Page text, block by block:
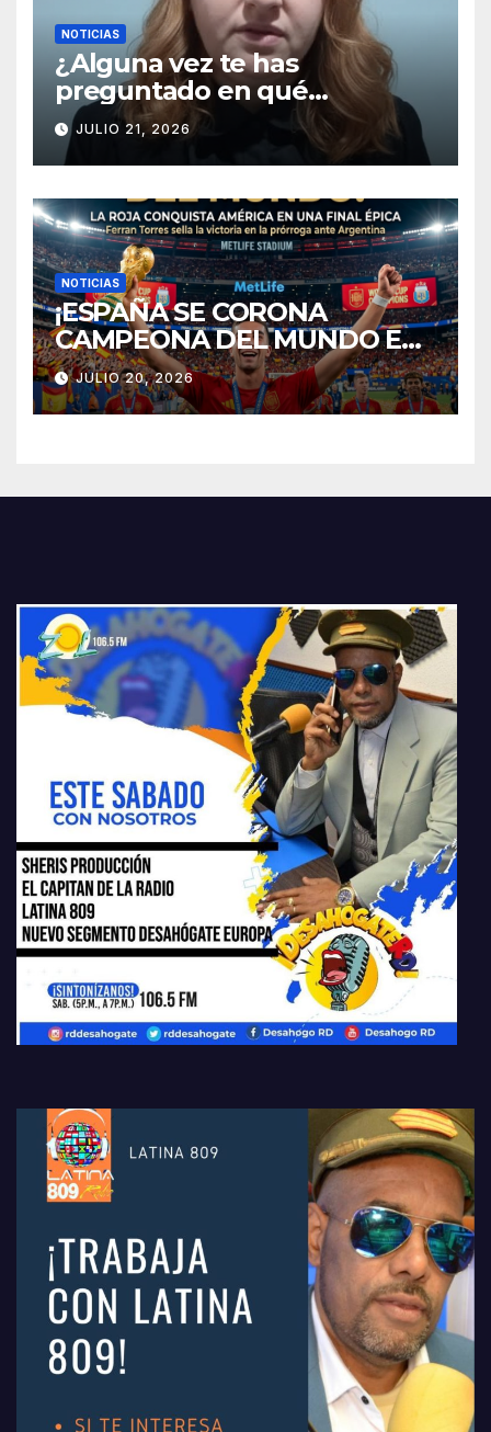
NOTICIAS
¿Alguna vez te has
preguntado en qué
momento el silencio deja de
ser pacífico y se convierte en
el peor enemigo de una
relación? 💔
JULIO 21, 2026
NOTICIAS
¡ESPAÑA SE CORONA
CAMPEONA DEL MUNDO EN
NUEVA JERSEY!
JULIO 20, 2026